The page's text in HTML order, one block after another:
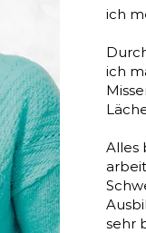
ich
ich
Alles
sehr